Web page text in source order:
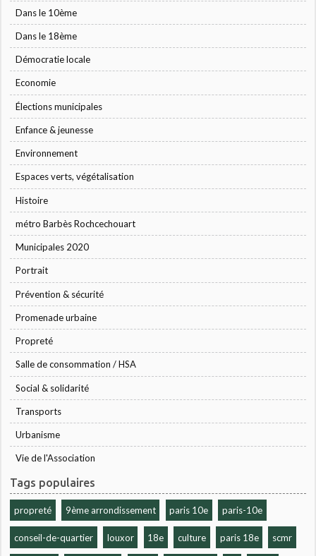
Dans le 10ème
Dans le 18ème
Démocratie locale
Economie
Élections municipales
Enfance & jeunesse
Environnement
Espaces verts, végétalisation
Histoire
métro Barbès Rochcechouart
Municipales 2020
Portrait
Prévention & sécurité
Promenade urbaine
Propreté
Salle de consommation / HSA
Social & solidarité
Transports
Urbanisme
Vie de l'Association
Tags populaires
propreté 9ème arrondissement paris 10e paris-10e
conseil-de-quartier louxor 18e culture paris 18e scmr